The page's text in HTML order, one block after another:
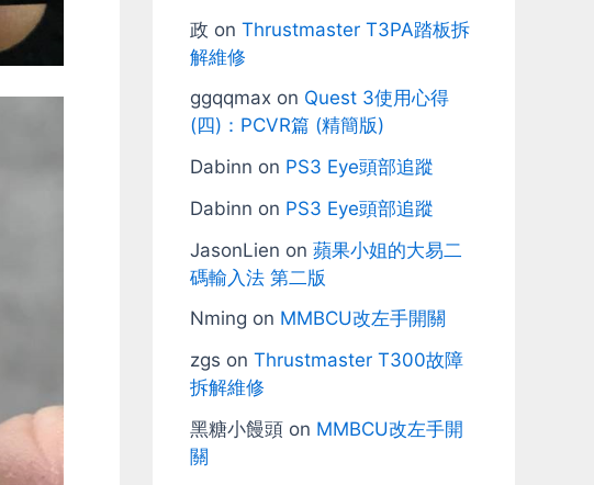
政 on Thrustmaster T3PA踏板拆
解維修
ggqqmax on Quest 3使用心得
(四)：PCVR篇 (精簡版)
Dabinn on PS3 Eye頭部追蹤
Dabinn on PS3 Eye頭部追蹤
JasonLien on 蘋果小姐的大易二
碼輸入法 第二版
Nming on MMBCU改左手開關
zgs on Thrustmaster T300故障
拆解維修
黑糖小饅頭 on MMBCU改左手開
關